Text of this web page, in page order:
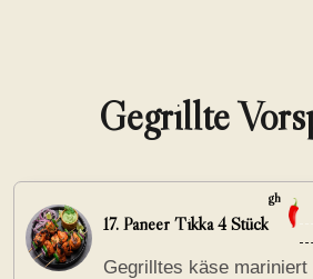
Gegrillte
17. Paneer Tikka 4 Stück
gh
Gegrilltes käse